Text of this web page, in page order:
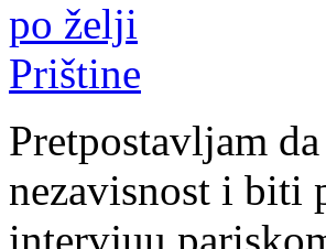
Pretpostavljam
nezavisnost i biti